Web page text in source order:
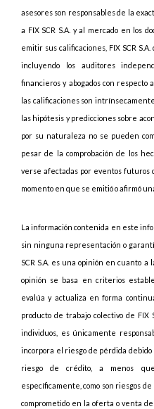
asesores son responsables de la
a FIX SCR S.A. y al mercado en los
emitir sus calificaciones, FIX SCR
incluyendo los auditores
financieros y abogados con respecto
las calificaciones son
las hipótesis y predicciones sobre
por su naturaleza no se pueden
pesar de la comprobación de los
verse afectadas por eventos futuros
momento en que se emitió o afirmó
La información contenida en este
sin ninguna representación o
SCR S.A. es una opinión en cuanto
opinión se basa en criterios
evalúa y actualiza en forma
producto de trabajo colectivo de FIX
individuos, es únicamente
incorpora el riesgo de pérdida debido
riesgo de crédito, a menos
específicamente, como son riesgos de
comprometido en la oferta o venta